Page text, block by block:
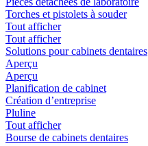
Torches et pistolets à souder
Tout afficher
Tout afficher
Solutions pour cabinets dentaires
Aperçu
Aperçu
Planification de cabinet
Création d’entreprise
Pluline
Tout afficher
Bourse de cabinets dentaires